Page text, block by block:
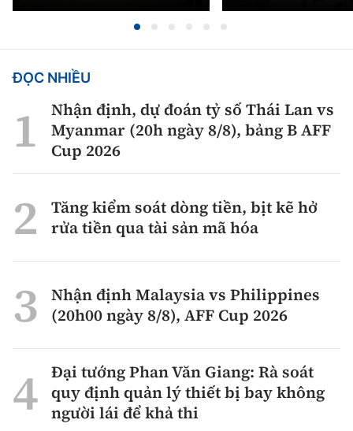
ĐỌC NHIỀU
Nhận định, dự đoán tỷ số Thái Lan vs
Myanmar (20h ngày 8/8), bảng B AFF
Cup 2026
Tăng kiểm soát dòng tiền, bịt kẽ hở
rửa tiền qua tài sản mã hóa
Nhận định Malaysia vs Philippines
(20h00 ngày 8/8), AFF Cup 2026
Đại tướng Phan Văn Giang: Rà soát
quy định quản lý thiết bị bay không
người lái để khả thi